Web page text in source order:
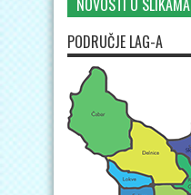
NOVOSTI U SLIKAMA
PODRUČJE LAG-A